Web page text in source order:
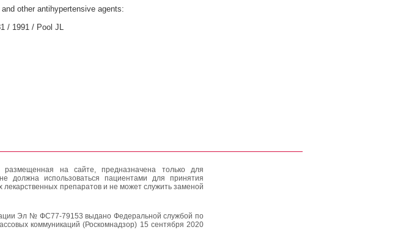
other antihypertensive agents:
/ 1991 / Pool JL
на сайте, предназначена только для
должна использоваться пациентами для принятия
препаратов и не может служить заменой
Эл № ФС77-79153 выдано Федеральной службой по
коммуникаций (Роскомнадзор) 15 сентября 2020